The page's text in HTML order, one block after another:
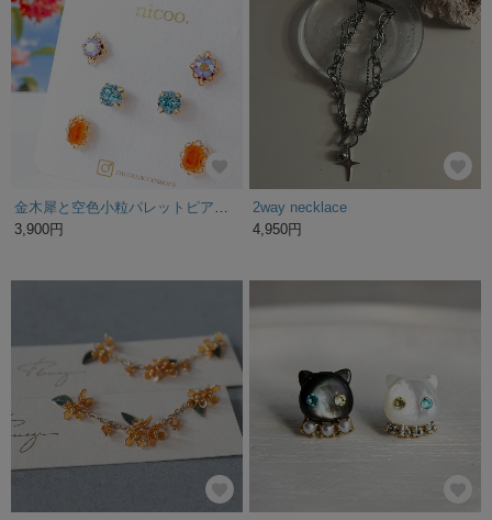
3,900円
2way necklace
4,950円